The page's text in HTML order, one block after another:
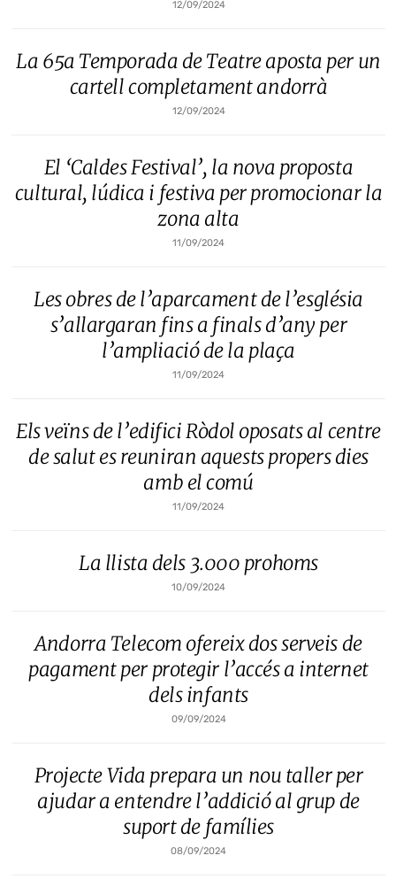
12/09/2024
La 65a Temporada de Teatre aposta per un
cartell completament andorrà
12/09/2024
El ‘Caldes Festival’, la nova proposta
cultural, lúdica i festiva per promocionar la
zona alta
11/09/2024
Les obres de l’aparcament de l’església
s’allargaran fins a finals d’any per
l’ampliació de la plaça
11/09/2024
Els veïns de l’edifici Ròdol oposats al centre
de salut es reuniran aquests propers dies
amb el comú
11/09/2024
La llista dels 3.000 prohoms
10/09/2024
Andorra Telecom ofereix dos serveis de
pagament per protegir l’accés a internet
dels infants
09/09/2024
Projecte Vida prepara un nou taller per
ajudar a entendre l’addició al grup de
suport de famílies
08/09/2024